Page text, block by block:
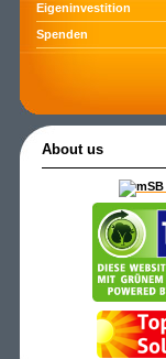
Eigeninvestition
Spenden
About us